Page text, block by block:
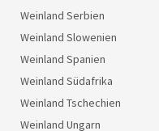
Weinland Serbien
Weinland Slowenien
Weinland Spanien
Weinland Südafrika
Weinland Tschechien
Weinland Ungarn